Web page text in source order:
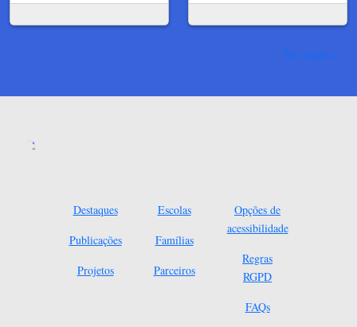
Ver mais
Destaques
Publicações
Projetos
Escolas
Famílias
Parceiros
Opções de
acessibilidade
Regras
RGPD
FAQs